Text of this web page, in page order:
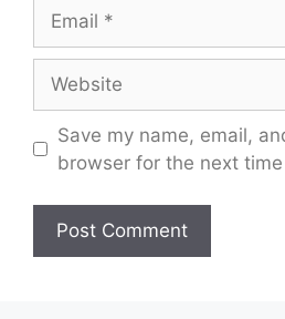
Save my name, email,
browser for the next